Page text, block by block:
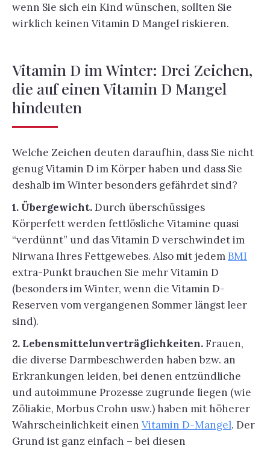
wenn Sie sich ein Kind wünschen, sollten Sie
wirklich keinen Vitamin D Mangel riskieren.
Vitamin D im Winter: Drei Zeichen,
die auf einen Vitamin D Mangel
hindeuten
Welche Zeichen deuten daraufhin, dass Sie nicht
genug Vitamin D im Körper haben und dass Sie
deshalb im Winter besonders gefährdet sind?
1. Übergewicht.Durch überschüssiges
Körperfett werden fettlösliche Vitamine quasi
“verdünnt” und das Vitamin D verschwindet im
Nirwana Ihres Fettgewebes. Also mit jedem BMI
extra-Punkt brauchen Sie mehr Vitamin D
(besonders im Winter, wenn die Vitamin D-
Reserven vom vergangenen Sommer längst leer
sind).
2. Lebensmittelunverträglichkeiten.Frauen,
die diverse Darmbeschwerden haben bzw. an
Erkrankungen leiden, bei denen entzündliche
und autoimmune Prozesse zugrunde liegen (wie
Zöliakie, Morbus Crohn usw.) haben mit höherer
Wahrscheinlichkeit einen Vitamin D-Mangel. Der
Grund ist ganz einfach – bei diesen